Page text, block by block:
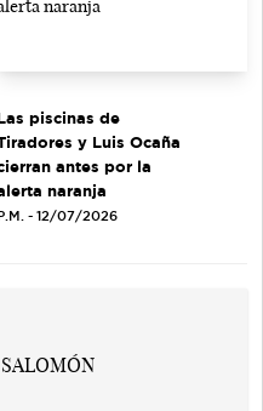
piscinas de
y Luis Ocaña
antes por la
naranja
- 12/07/2026